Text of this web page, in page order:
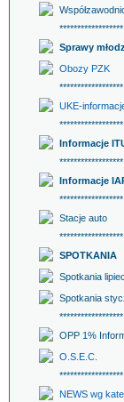
******************
Sprawy
Obozy PZK
******************
UKE-
******************
Informacje
******************
Informacje
******************
Stacje auto
******************
SPOTKANIA
Spotkania
Spotkania
******************
OPP 1%
O.S.E.C.
******************
NEWS wg